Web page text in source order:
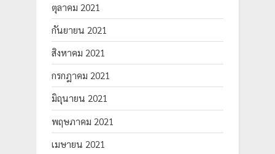
ตุลาคม 2021
กันยายน 2021
สิงหาคม 2021
กรกฎาคม 2021
มิถุนายน 2021
พฤษภาคม 2021
เมษายน 2021